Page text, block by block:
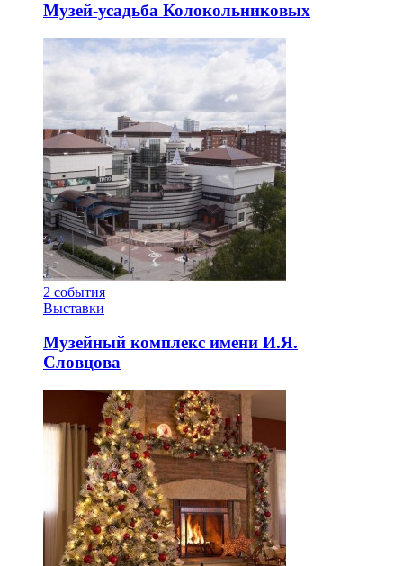
Музей-усадьба Колокольниковых
2 события
Выставки
Музейный комплекс имени И.Я.
Словцова